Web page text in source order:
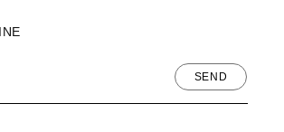
SEND